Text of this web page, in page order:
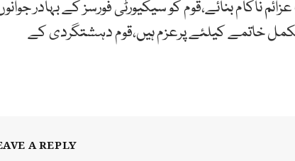
ناکام بنائے،قوم کو سیکیورٹی فورسز کے بہادر
خاتمے کیلئے پرعزم ہیں،قوم دہشتگردی کے
A REPLY